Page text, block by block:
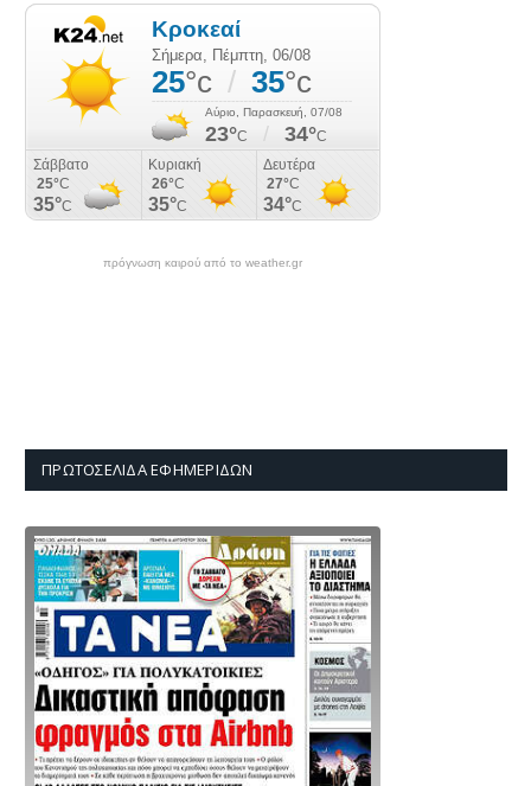
πρόγνωση καιρού από το weather.gr
ΠΡΩΤΟΣΈΛΙΔΑ ΕΦΗΜΕΡΊΔΩΝ